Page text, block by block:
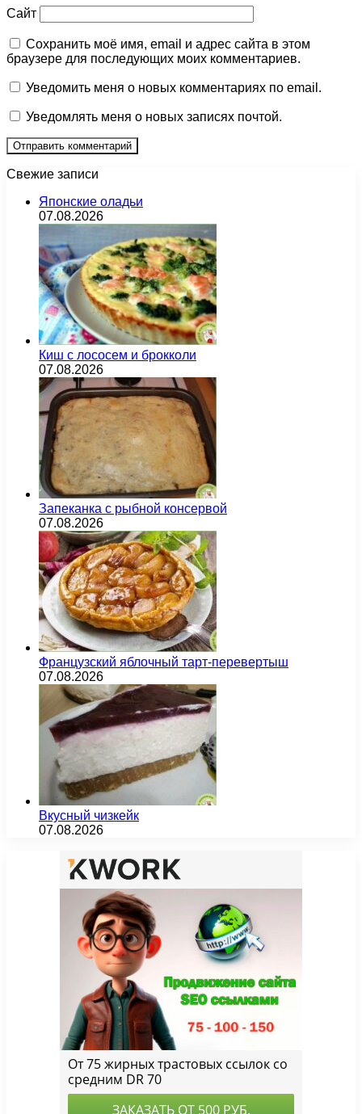
Сайт
Сохранить моё имя, email и адрес сайта в этом
браузере для последующих моих комментариев.
Уведомить меня о новых комментариях по email.
Уведомлять меня о новых записях почтой.
Свежие записи
Японские оладьи
07.08.2026
Киш с лососем и брокколи
07.08.2026
Запеканка с рыбной консервой
07.08.2026
Французский яблочный тарт-перевертыш
07.08.2026
Вкусный чизкейк
07.08.2026